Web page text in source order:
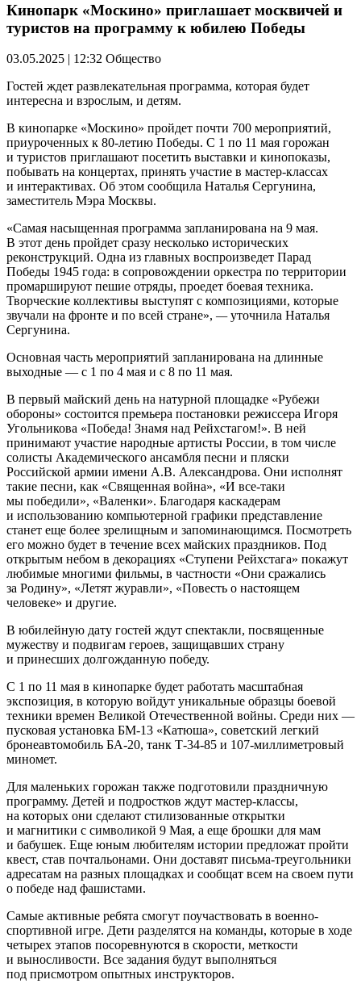
Кинопарк «Москино» приглашает москвичей и
туристов на программу к юбилею Победы
03.05.2025 | 12:32 Общество
Гостей ждет развлекательная программа, которая будет
интересна и взрослым, и детям.
В кинопарке «Москино» пройдет почти 700 мероприятий,
приуроченных к 80-летию Победы. С 1 по 11 мая горожан
и туристов приглашают посетить выставки и кинопоказы,
побывать на концертах, принять участие в мастер-классах
и интерактивах. Об этом сообщила Наталья Сергунина,
заместитель Мэра Москвы.
«Самая насыщенная программа запланирована на 9 мая.
В этот день пройдет сразу несколько исторических
реконструкций. Одна из главных воспроизведет Парад
Победы 1945 года: в сопровождении оркестра по территории
промаршируют пешие отряды, проедет боевая техника.
Творческие коллективы выступят с композициями, которые
звучали на фронте и по всей стране», —уточнила Наталья
Сергунина.
Основная часть мероприятий запланирована на длинные
выходные — с 1 по 4 мая и с 8 по 11 мая.
В первый майский день на натурной площадке «Рубежи
обороны» состоится премьера постановки режиссера Игоря
Угольникова «Победа! Знамя над Рейхстагом!». В ней
принимают участие народные артисты России, в том числе
солисты Академического ансамбля песни и пляски
Российской армии имени А.В. Александрова. Они исполнят
такие песни, как «Священная война», «И все-таки
мы победили», «Валенки». Благодаря каскадерам
и использованию компьютерной графики представление
станет еще более зрелищным и запоминающимся. Посмотреть
его можно будет в течение всех майских праздников. Под
открытым небом в декорациях «Ступени Рейхстага» покажут
любимые многими фильмы, в частности «Они сражались
за Родину», «Летят журавли», «Повесть о настоящем
человеке» и другие.
В юбилейную дату гостей ждут спектакли, посвященные
мужеству и подвигам героев, защищавших страну
и принесших долгожданную победу.
С 1 по 11 мая в кинопарке будет работать масштабная
экспозиция, в которую войдут уникальные образцы боевой
техники времен Великой Отечественной войны. Среди них —
пусковая установка БМ-13 «Катюша», советский легкий
бронеавтомобиль БА-20, танк Т-34-85 и 107-миллиметровый
миномет.
Для маленьких горожан также подготовили праздничную
программу. Детей и подростков ждут мастер-классы,
на которых они сделают стилизованные открытки
и магнитики с символикой 9 Мая, а еще брошки для мам
и бабушек. Еще юным любителям истории предложат пройти
квест, став почтальонами. Они доставят письма-треугольники
адресатам на разных площадках и сообщат всем на своем пути
о победе над фашистами.
Самые активные ребята смогут поучаствовать в военно-
спортивной игре. Дети разделятся на команды, которые в ходе
четырех этапов посоревнуются в скорости, меткости
и выносливости. Все задания будут выполняться
под присмотром опытных инструкторов.